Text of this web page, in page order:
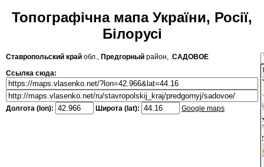
Топографічна мапа України, Росії,
Білорусі
Ставропольский край обл., Предгорный район, .САДОВОЕ
Ссылка сюда:
Долгота (lon): Широта (lat): Google maps